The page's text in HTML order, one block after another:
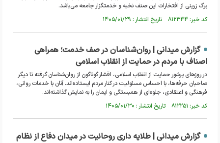
برگ زرینی از افتخارات این صنف نخبه و خدمتگزار جامعه می‌باشد.
کد خبر: ۸۱۲۳۴۴ تاریخ انتشار : ۱۴۰۵/۰۱/۲۹
گزارش میدانی | روان‌شناسان در صف خدمت؛ همراهی
اصناف با مردم در حمایت از انقلاب اسلامی
در روز‌های پرشور حمایت از انقلاب اسلامی، اقشار گوناگون از روان‌شناسان گرفته تا دیگر
صاحبان حرفه‌ها، با احساس مسئولیت در کنار مردم ایستاده‌اند. آنان با خدمات روانی،
فرهنگی و اعتقادی، جلوه‌ای از همبستگی و ایمان را به نمایش گذاشته‌اند.
کد خبر: ۸۱۲۲۵۱ تاریخ انتشار : ۱۴۰۵/۰۱/۳۰
گزارش میدانی | طلایه داری روحانیت در میدان دفاع از نظام